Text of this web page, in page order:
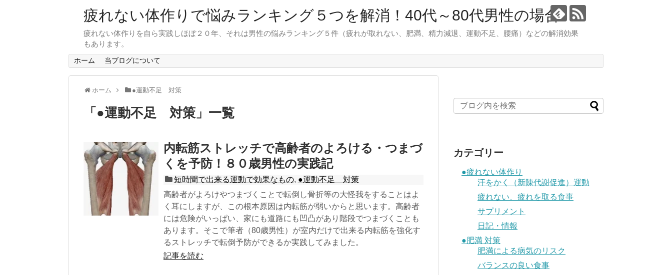
疲れない体作りで悩みランキング５つを解消！40代～80代男性の場合
疲れない体作りを自ら実践しほぼ２０年、それは男性の悩みランキング５件（疲れが取れない、肥満、精力減退、運動不足、腰痛）などの解消効果
もあります。
ホーム 当ブログについて
ホーム ●運動不足 対策
「 ●運動不足 対策 」 一覧
内転筋ストレッチで高齢者のよろける・つまづ
くを予防！８０歳男性の実践記
短時間で出来る運動で効果なもの, ●運動不足 対策
高齢者がよろけやつまづくことで転倒し骨折等の大怪我をすることはよ
く耳にしますが、この根本原因は内転筋が弱いからと思います。高齢者
には危険がいっぱい、家にも道路にも凹凸があり階段でつまづくことも
あります。そこで筆者（80歳男性）が室内だけで出来る内転筋を強化す
るストレッチで転倒予防ができるか実践してみました。
記事を読む
カテゴリー
●疲れない体作り
汗をかく（新陳代謝促進）運動
疲れない、疲れを取る食事
サプリメント
日記・情報
●肥満 対策
肥満による病気のリスク
バランスの良い食事